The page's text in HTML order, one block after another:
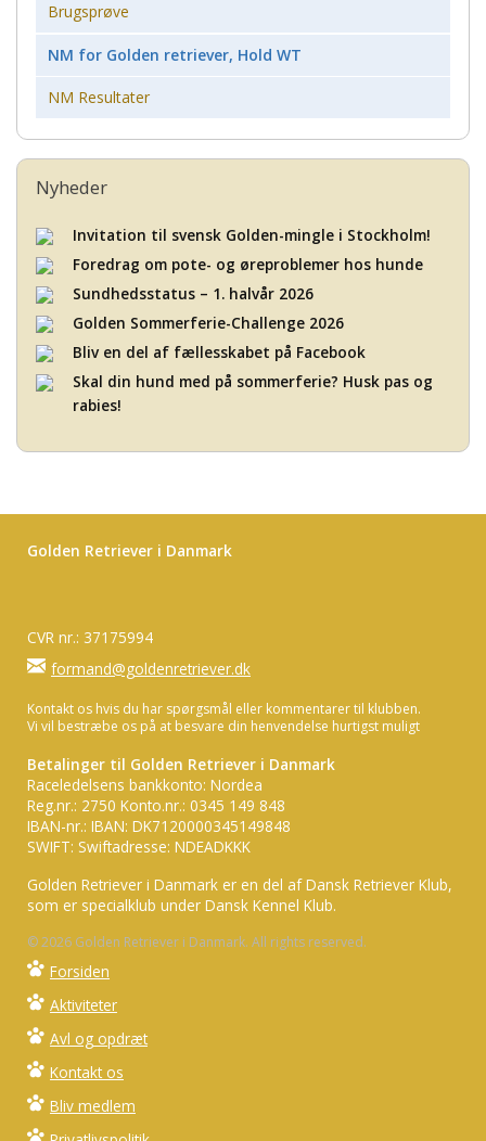
Brugsprøve
NM for Golden retriever, Hold WT
NM Resultater
Nyheder
Invitation til svensk Golden-mingle i Stockholm!
Foredrag om pote- og øreproblemer hos hunde
Sundhedsstatus – 1. halvår 2026
Golden Sommerferie-Challenge 2026
Bliv en del af fællesskabet på Facebook
Skal din hund med på sommerferie? Husk pas og
rabies!
Golden Retriever i Danmark
CVR nr.: 37175994
formand@goldenretriever.dk
Kontakt os hvis du har spørgsmål eller kommentarer til klubben.
Vi vil bestræbe os på at besvare din henvendelse hurtigst muligt
Betalinger til Golden Retriever i Danmark
Raceledelsens bankkonto: Nordea
Reg.nr.: 2750 Konto.nr.: 0345 149 848
IBAN-nr.: IBAN: DK7120000345149848
SWIFT: Swiftadresse: NDEADKKK
Golden Retriever i Danmark er en del af Dansk Retriever Klub,
som er specialklub under Dansk Kennel Klub.
© 2026 Golden Retriever i Danmark. All rights reserved.
Forsiden
Aktiviteter
Avl og opdræt
Kontakt os
Bliv medlem